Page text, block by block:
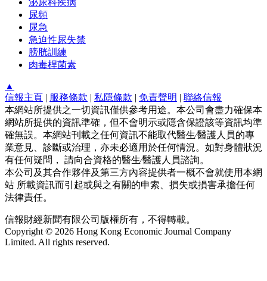
泌尿科疾病
尿頻
尿急
急迫性尿失禁
膀胱訓練
肉毒桿菌素
▲
信報主頁 | 服務條款 | 私隱條款 | 免責聲明 | 聯絡信報
本網站所提供之一切資訊僅供參考用途。本公司會盡力確保本
網站所提供的資訊準確，但不會明示或隱含保證該等資訊均準
確無誤。本網站刊載之任何資訊不能取代醫生∕醫護人員的專
業意見、診斷或治理，亦未必適用於任何情況。如對身體狀況
有任何疑問， 請向合資格的醫生∕醫護人員諮詢。
本公司及其合作夥伴及第三方內容提供者一概不會就使用本網
站 所載資訊而引起或與之有關的申索、損失或損害承擔任何
法律責任。
信報財經新聞有限公司版權所有，不得轉載。
Copyright © 2026 Hong Kong Economic Journal Company
Limited. All rights reserved.